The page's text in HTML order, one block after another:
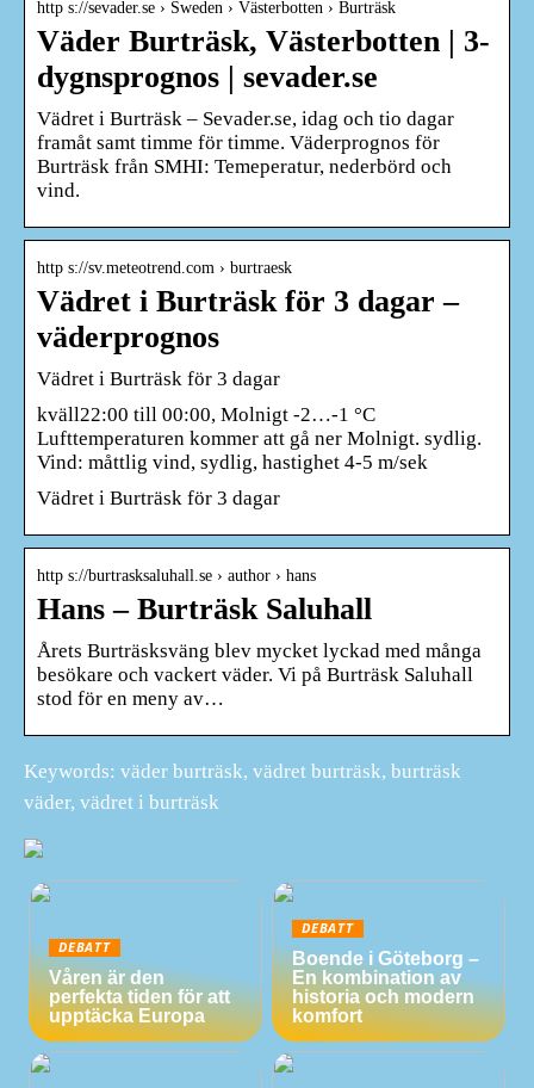
http s://sevader.se › Sweden › Västerbotten › Burträsk
Väder Burträsk, Västerbotten | 3-
dygnsprognos | sevader.se
Vädret i Burträsk – Sevader.se, idag och tio dagar
framåt samt timme för timme. Väderprognos för
Burträsk från SMHI: Temeperatur, nederbörd och
vind.
http s://sv.meteotrend.com › burtraesk
Vädret i Burträsk för 3 dagar –
väderprognos
Vädret i Burträsk för 3 dagar
kväll22:00 till 00:00, Molnigt -2…-1 °C
Lufttemperaturen kommer att gå ner Molnigt. sydlig.
Vind: måttlig vind, sydlig, hastighet 4-5 m/sek
Vädret i Burträsk för 3 dagar
http s://burtrasksaluhall.se › author › hans
Hans – Burträsk Saluhall
Årets Burträsksväng blev mycket lyckad med många
besökare och vackert väder. Vi på Burträsk Saluhall
stod för en meny av…
Keywords: väder burträsk, vädret burträsk, burträsk
väder, vädret i burträsk
DEBATT
Våren är den
perfekta tiden för att
upptäcka Europa
DEBATT
Boende i Göteborg –
En kombination av
historia och modern
komfort